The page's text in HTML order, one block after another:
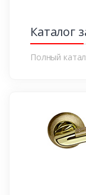
Каталог
Полный